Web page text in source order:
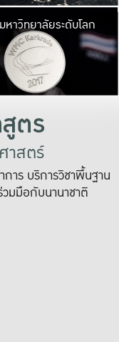
มหาวิ
เปลี่ยนแปลง แล
เพื่อทำง
ระบบสารสนเทศ
มหาวิทยาลัยระดับโลก
ตร
าสตร์
ร บริการวิชาพื้นฐาน
มมือกับนานาชาติ